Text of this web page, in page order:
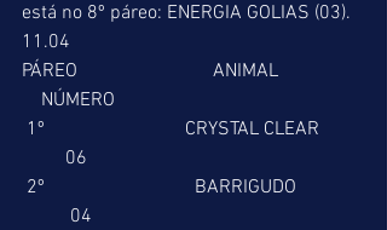
está no 8º páreo: ENERGIA GOLIAS (03).
11.04
PÁREO                            ANIMAL
    NÚMERO
         06
          04